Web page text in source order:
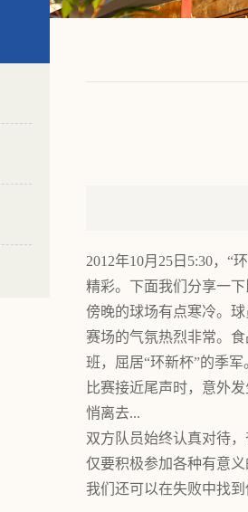
2012年10月25日5:30，
精彩。下面我们分享一下
傍晚的球场有点寒冷。
赛场的气氛热烈非常。
班，屈居“环新杯”的季
比赛接近尾声时，意外
悄离去...
双方队员始终认真对待
仅要积极参加各种有意
我们还可以在失败中找